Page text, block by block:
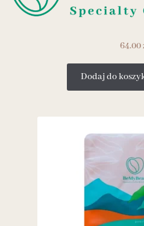
64.00
Dodaj do